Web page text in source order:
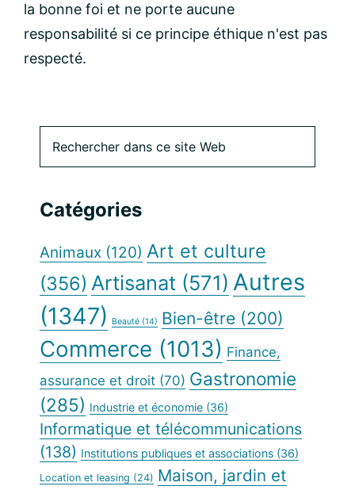
la bonne foi et ne porte aucune
responsabilité si ce principe éthique n'est pas
respecté.
Barre
latérale
principale
dans
Web
Catégories
Animaux (120) Art et culture
(356) Artisanat (571) Autres
(1347)
Beauté (14) Bien-être (200)
Commerce (1013) Finance,
assurance et droit (70) Gastronomie
(285) Industrie et économie (36)
Informatique et télécommunications
(138) Institutions publiques et associations (36)
Location et leasing (24) Maison, jardin et